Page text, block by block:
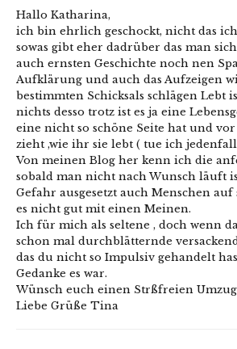
Hallo Katharina,
ich bin ehrlich geschockt, nicht das
sowas gibt eher dadrüber das man
auch ernsten Geschichte noch nen
Aufklärung und auch das Aufzeigen
bestimmten Schicksals schlägen Lebt
nichts desso trotz ist es ja eine
eine nicht so schöne Seite hat und
zieht ,wie ihr sie lebt ( tue ich
Von meinen Blog her kenn ich die
sobald man nicht nach Wunsch läuft
Gefahr ausgesetzt auch Menschen
es nicht gut mit einen Meinen.
Ich für mich als seltene , doch wenn
schon mal durchblätternde
das du nicht so Impulsiv gehandelt
Gedanke es war.
Wünsch euch einen Strßfreien
Liebe Grüße Tina